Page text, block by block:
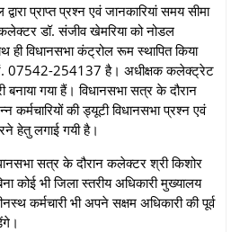
प्राप्त प्रश्न एवं जानकारियां समय सीमा
डॉ. संजीव खेमरिया को नोडल
ही विधानसभा कंट्रोल रूम स्थापित किया
07542-254137 है। अधीक्षक कलेक्ट्रेट
गया हैं। विधानसभा सत्र के दौरान
कर्मचारियों की ड्यूटी विधानसभा प्रश्न एवं
हेतु लगाई गयी है।
सत्र के दौरान कलेक्टर श्री किशोर
कोई भी जिला स्तरीय अधिकारी मुख्यालय
कर्मचारी भी अपने सक्षम अधिकारी की पूर्व